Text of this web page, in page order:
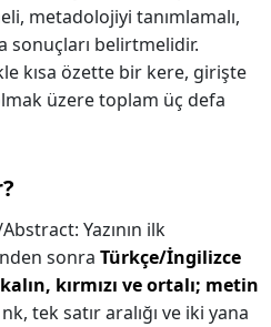
metadolojiyi tanımlamalı,
sonuçları belirtmelidir.
kısa özette bir kere, girişte
üzere toplam üç defa
Yazının ilk
sonra Türkçe/İngilizce
kırmızı ve ortalı; metin
tek satır aralığı ve iki yana